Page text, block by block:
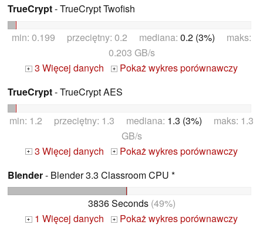
TrueCrypt- TrueCrypt Twofish
min: 0.199 przeciętny: 0.2 mediana: 0.2 (3%) maks:
0.203 GB/s
+ 3 Więcej danych +
Pokaż wykres porównawczy
TrueCrypt- TrueCrypt AES
min: 1.2 przeciętny: 1.3 mediana: 1.3 (3%) maks: 1.3
GB/s
+ 3 Więcej danych +
Pokaż wykres porównawczy
Blender- Blender 3.3 Classroom CPU *
3836 Seconds(49%)
+ 1 Więcej danych + Pokaż wykres porównawczy